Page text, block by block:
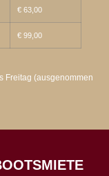
€ 63,00
€ 99,00
Freitag (ausgenommen